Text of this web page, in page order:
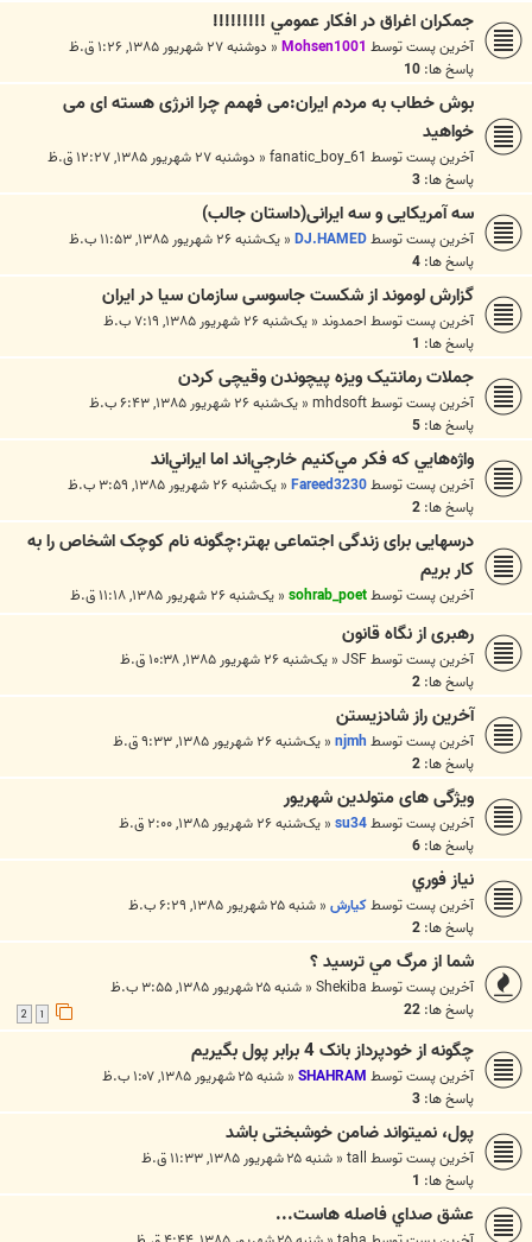
جمکران اغراق در افكار عمومي !!!!!!!!!
آخرین پست توسطMohsen1001
« دوشنبه ۲۷ شهریور ۱۳۸۵, ۱:۲۶ ق.ظ
پاسخ ها: 10
بوش خطاب به مردم ایران:می فهمم چرا انرژی هسته ای می
خواهید
آخرین پست توسطfanatic_boy_61
« دوشنبه ۲۷ شهریور ۱۳۸۵, ۱۲:۲۷ ق.ظ
پاسخ ها: 3
سه آمریکایی و سه ایرانی(داستان جالب)
آخرین پست توسطDJ.HAMED
« یک‌شنبه ۲۶ شهریور ۱۳۸۵, ۱۱:۵۳ ب.ظ
پاسخ ها: 4
گزارش لوموند از شكست جاسوسی سازمان سیا در ایران
آخرین پست توسطاحمدوند« یک‌شنبه ۲۶ شهریور ۱۳۸۵, ۷:۱۹ ب.ظ
پاسخ ها: 1
جملات رمانتیک ویزه پیچوندن وقیچی کردن
آخرین پست توسطmhdsoft
« یک‌شنبه ۲۶ شهریور ۱۳۸۵, ۶:۴۳ ب.ظ
پاسخ ها: 5
واژه‌هايي كه فكر مي‌كنيم خارجي‌اند اما ايراني‌اند
آخرین پست توسطFareed3230
« یک‌شنبه ۲۶ شهریور ۱۳۸۵, ۳:۵۹ ب.ظ
پاسخ ها: 2
درسهایی برای زندگی اجتماعی بهتر:چگونه نام کوچک اشخاص را به
کار بریم
آخرین پست توسطsohrab_poet
« یک‌شنبه ۲۶ شهریور ۱۳۸۵, ۱۱:۱۸ ق.ظ
رهبری از نگاه قانون
آخرین پست توسطJSF
« یک‌شنبه ۲۶ شهریور ۱۳۸۵, ۱۰:۳۸ ق.ظ
پاسخ ها: 2
آخرين راز شادزيستن
آخرین پست توسطnjmh
« یک‌شنبه ۲۶ شهریور ۱۳۸۵, ۹:۳۳ ق.ظ
پاسخ ها: 2
ویژگی های متولدین شهریور
آخرین پست توسطsu34
« یک‌شنبه ۲۶ شهریور ۱۳۸۵, ۲:۰۰ ق.ظ
پاسخ ها: 6
نياز فوري
آخرین پست توسطكيارش« شنبه ۲۵ شهریور ۱۳۸۵, ۶:۲۹ ب.ظ
پاسخ ها: 2
شما از مرگ مي ترسيد ؟
آخرین پست توسطShekiba
« شنبه ۲۵ شهریور ۱۳۸۵, ۳:۵۵ ب.ظ
پاسخ ها: 22
چگونه از خودپرداز بانک 4 برابر پول بگیریم
آخرین پست توسطSHAHRAM
« شنبه ۲۵ شهریور ۱۳۸۵, ۱:۰۷ ب.ظ
پاسخ ها: 3
پول، نمیتواند ضامن خوشبختی باشد
آخرین پست توسطtall
« شنبه ۲۵ شهریور ۱۳۸۵, ۱۱:۳۳ ق.ظ
پاسخ ها: 1
عشق صداي فاصله هاست...